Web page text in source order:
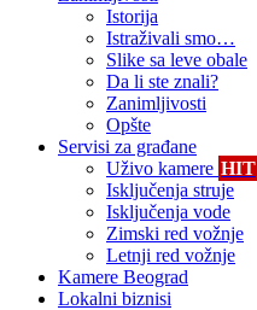
Istorija
Istraživali smo…
Slike sa leve obale
Da li ste znali?
Zanimljivosti
Opšte
Servisi za građane
Uživo kamere HIT
Isključenja struje
Isključenja vode
Zimski red vožnje
Letnji red vožnje
Kamere Beograd
Lokalni biznisi